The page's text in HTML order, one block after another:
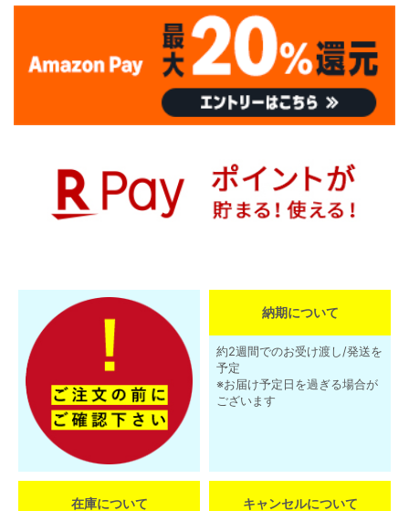
納期について
約2週間でのお受け渡し/発送を
予定
※お届け予定日を過ぎる場合が
ございます
在庫について キャンセルについて